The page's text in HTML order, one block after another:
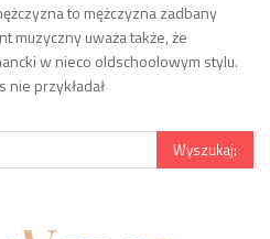
to mężczyzna zadbany
muzyczny uważa także, że
w nieco oldschoolowym stylu.
nie przykładał